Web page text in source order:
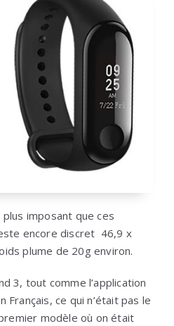
imposant que ces
encore discret 46,9 x
plume de 20g environ.
3, tout comme l’application
Français, ce qui n’était pas le
modèle où on était